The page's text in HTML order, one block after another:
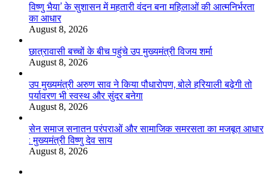
विष्णु भैया’ के सुशासन में महतारी वंदन बना महिलाओं की आत्मनिर्भरता
का आधार
August 8, 2026
छात्रावासी बच्चों के बीच पहुंचे उप मुख्यमंत्री विजय शर्मा
August 8, 2026
उप मुख्यमंत्री अरुण साव ने किया पौधारोपण, बोले हरियाली बढ़ेगी तो
पर्यावरण भी स्वस्थ और सुंदर बनेगा
August 8, 2026
सेन समाज सनातन परंपराओं और सामाजिक समरसता का मजबूत आधार
: मुख्यमंत्री विष्णु देव साय
August 8, 2026